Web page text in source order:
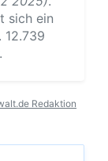
sich ein
12.739
Redaktion